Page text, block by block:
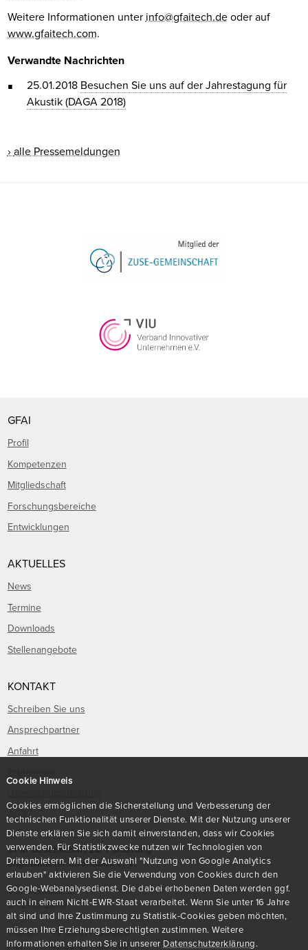
Cookie Hinweis
Cookies ermöglichen die Sicherstellung und Verbesserung der
technischen Funktionalität unserer Dienste. Mit der Nutzung unserer
Dienste erklären Sie sich damit einverstanden, dass wir Cookies
verwenden. Für Statistikzwecke nutzen wir Technologien von
Drittanbietern. Mit der Auswahl "Nutzung von Google Analytics
erlauben" aktivieren Sie die Verwendung von Cookies durch den
Google-Webanalysedienst. Die dabei erhobenen Daten werden ggf.
auch in einem Nicht-EWR-Staat verarbeitet. Wenn Sie unter 16 Jahre
alt sind und Ihre Zustimmung zu Statistik-Cookies geben möchten,
müssen Ihre Erziehungsberechtigten zustimmen. Weitere
Informationen erhalten Sie in unserer Datenschutzerklärung.
Weitere Informationen unter info@gfaitech.deoder auf
www.gfaitech.com.
Verwandte Nachrichten
25.01.2018 Besuchen Sie uns auf der Jahrestagung für
Akustik (DAGA 2018)
alle Pressemeldungen
GFAI
Profil
Kompetenzen
Mitgliedschaft
Forschungsbereiche
Entwicklungen
AKTUELLES
News
Termine
Downloads
Stellenangebote
KONTAKT
Schreiben Sie uns
Ansprechpartner
Anfahrt
AGB
GFaI Gesellschaft zur Förderung
angewandter Informatik e. V.
Volmerstraße 3
D-12489 Berlin
Telefon: +49 30 814563-300
Fax:
+49 30 814563-302